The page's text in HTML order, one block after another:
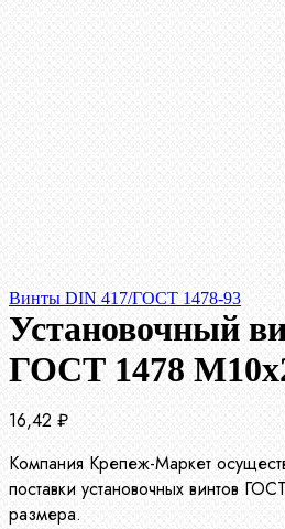
Винты DIN 417/ГОСТ 1478-93
Установочный
ГОСТ 1478
16,42 ₽
Компания Крепеж-Маркет
поставки установочных винтов
размера.